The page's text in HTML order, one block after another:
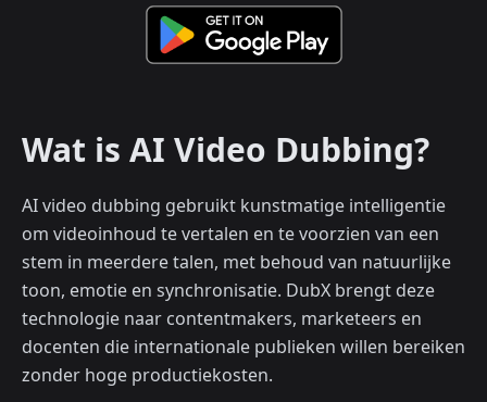
Wat is AI Video Dubbing?
AI video dubbing gebruikt kunstmatige intelligentie
om videoinhoud te vertalen en te voorzien van een
stem in meerdere talen, met behoud van natuurlijke
toon, emotie en synchronisatie. DubX brengt deze
technologie naar contentmakers, marketeers en
docenten die internationale publieken willen bereiken
zonder hoge productiekosten.